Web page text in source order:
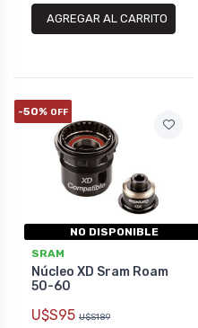
AGREGAR AL CARRITO
-50% OFF
NO DISPONIBLE
SRAM
Núcleo XD Sram Roam
50-60
U$S95 U$S189